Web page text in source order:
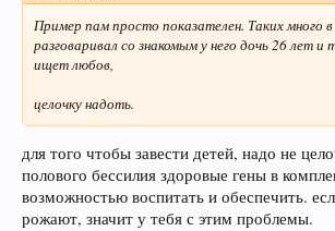
Пример пам просто показателен. Таких много
разговаривал со знакомым у него дочь 26 лет
ищет любов,
целочку надоть.
для того чтобы завести детей, надо не
полового бессилия здоровые гены в
возможностью воспитать и обеспечить.
рожают, значит у тебя с этим проблемы.